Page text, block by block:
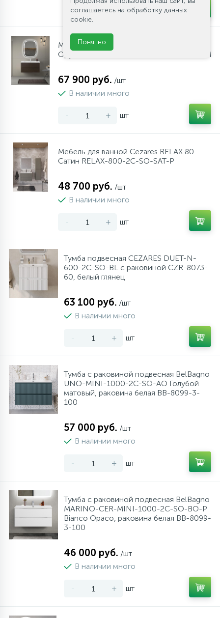
- + шт
Мебель для ванной Cezares RELAX 100
Оружейная сталь RELAX-1000-2C-SO-GM
67 900 руб. /шт
В наличии много
- + шт
Мебель для ванной Cezares RELAX 80
Сатин RELAX-800-2C-SO-SAT-P
48 700 руб. /шт
В наличии много
- + шт
Тумба подвесная CEZARES DUET-N-
600-2C-SO-BL с раковиной CZR-8073-
60, белый глянец
63 100 руб. /шт
В наличии много
- + шт
Тумба с раковиной подвесная BelBagno
UNO-MINI-1000-2C-SO-AO Голубой
матовый, раковина белая BB-8099-3-
100
57 000 руб. /шт
В наличии много
- + шт
Тумба с раковиной подвесная BelBagno
MARINO-CER-MINI-1000-2C-SO-BO-P
Bianco Opaco, раковина белая BB-8099-
3-100
46 000 руб. /шт
В наличии много
- + шт
соглашаетесь на обработку данных
cookie.
Понятно